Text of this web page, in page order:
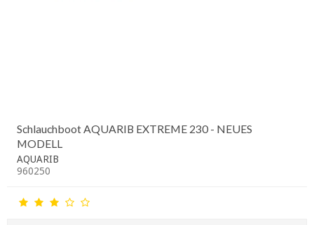
Schlauchboot AQUARIB EXTREME 230 - NEUES
MODELL
AQUARIB
960250